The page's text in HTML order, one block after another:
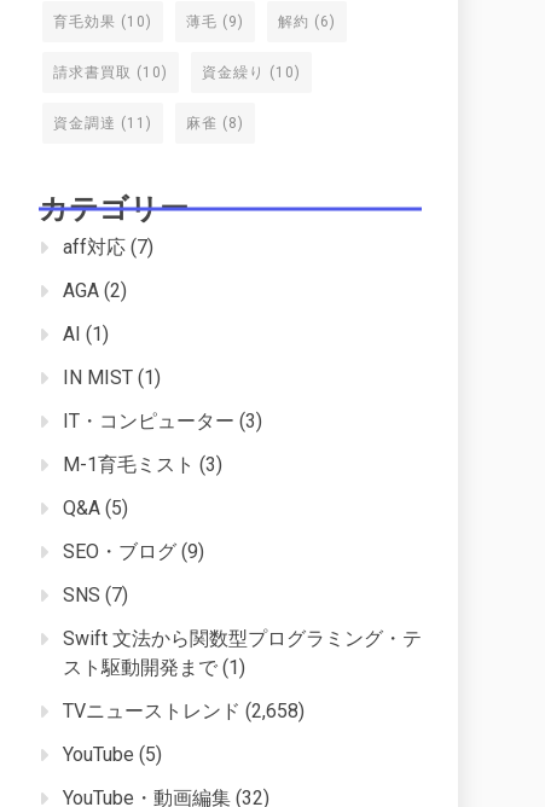
育毛効果 (10) 薄毛 (9) 解約 (6)
請求書買取 (10) 資金繰り (10)
資金調達 (11) 麻雀 (8)
カテゴリー
aff対応 (7)
AGA (2)
AI (1)
IN MIST (1)
IT・コンピューター (3)
M-1育毛ミスト (3)
Q&A (5)
SEO・ブログ (9)
SNS (7)
Swift 文法から関数型プログラミング・テ
スト駆動開発まで (1)
TVニューストレンド (2,658)
YouTube (5)
YouTube・動画編集 (32)